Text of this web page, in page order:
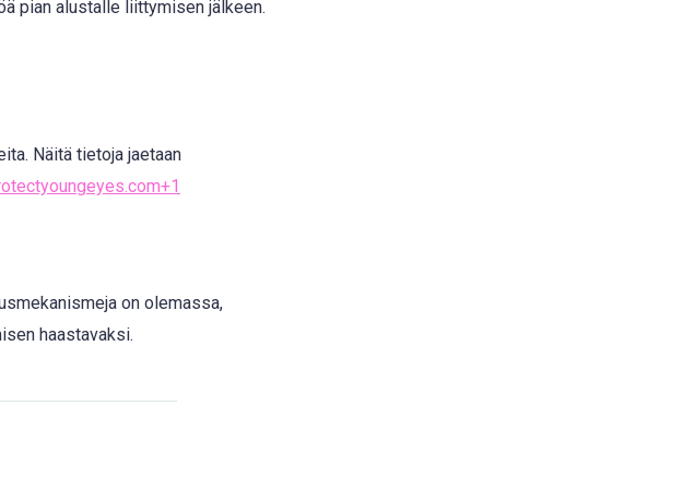
pian alustalle liittymisen jälkeen.
Näitä tietoja jaetaan
on olemassa,
haastavaksi.